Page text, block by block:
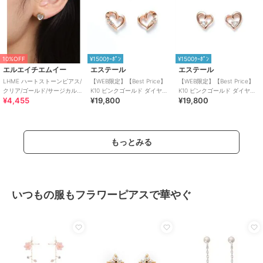
10%OFF
エルエイチエムイー
LHME ハートストーンピアス/
クリア/ゴールド/サージカルス
テンレス 金属アレルギー対応
¥4,455
¥1500ｸｰﾎﾟﾝ
エステール
【WEB限定】【Best Price】
K10 ピンクゴールド ダイヤモ
ンド ハート ピアス
¥19,800
¥1500ｸｰﾎﾟﾝ
エステール
【WEB限定】【Best Price】
K10 ピンクゴールド ダイヤモ
ンド ハート ピアス
¥19,800
もっとみる
いつもの服もフラワーピアスで華やぐ